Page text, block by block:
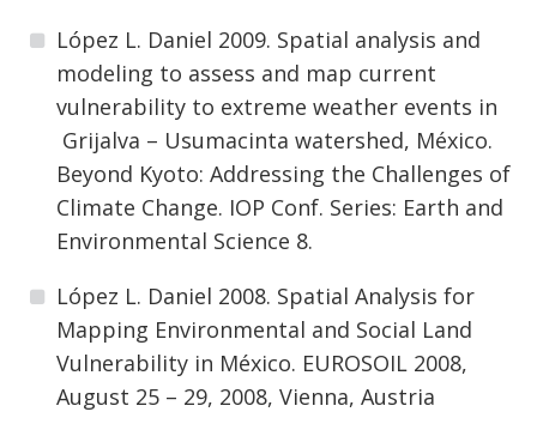
López L. Daniel 2009. Spatial analysis and
modeling to assess and map current
vulnerability to extreme weather events in
Grijalva – Usumacinta watershed, México.
Beyond Kyoto: Addressing the Challenges of
Climate Change. IOP Conf. Series: Earth and
Environmental Science 8.
López L. Daniel 2008. Spatial Analysis for
Mapping Environmental and Social Land
Vulnerability in México. EUROSOIL 2008,
August 25 – 29, 2008, Vienna, Austria